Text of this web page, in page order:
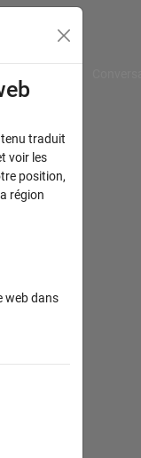
traduit
voir les
position,
région
web dans